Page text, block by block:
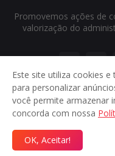
Promovemos ações de
valorização do
© 2024
Sobre
Este site utiliza cookies
para personalizar
você permite armazenar
concorda com nossa
OK, Aceitar!